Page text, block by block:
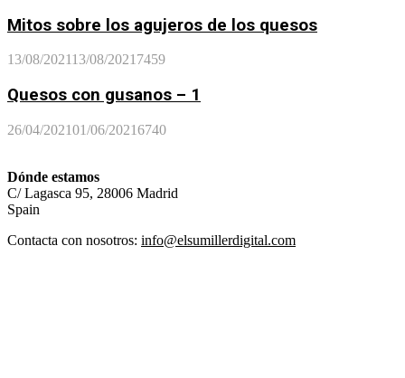
Mitos sobre los agujeros de los quesos
13/08/202113/08/20217459
Quesos con gusanos – 1
26/04/202101/06/20216740
Dónde estamos
C/ Lagasca 95, 28006 Madrid
Spain
Contacta con nosotros: info@elsumillerdigital.com